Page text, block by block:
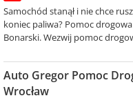
Samochód stanął i nie chce
koniec paliwa? Pomoc
Bonarski. Wezwij pomoc
Auto Gregor Pomoc
Wrocław